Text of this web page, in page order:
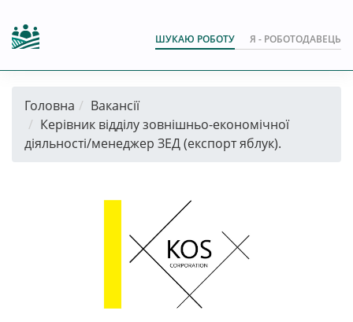
ШУКАЮ РОБОТУ Я - РОБОТОДАВЕЦЬ
Головна
Вакансії
Керівник відділу зовнішньо-економічної
діяльності/менеджер ЗЕД (експорт яблук).